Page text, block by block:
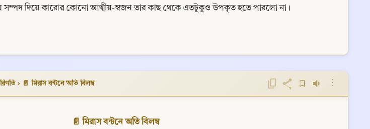
সম্পদ দিয়ে কারোর কোনো আত্মীয়-স্বজন তার কাছ থেকে এতটুকুও উপকৃত হতে পারলো না।
› 📄 মিরাস বন্টনে অতি বিলম্ব ⋮
📄 মিরাস বন্টনে অতি বিলম্ব